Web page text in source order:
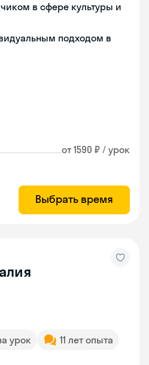
в сфере культуры и
подходом в
от 1590 ₽ / урок
Выбрать время
урок
11 лет опыта